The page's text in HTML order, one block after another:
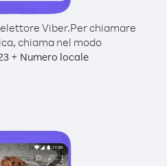
Viber.Per chiamare
chiama nel modo
+ Numero locale